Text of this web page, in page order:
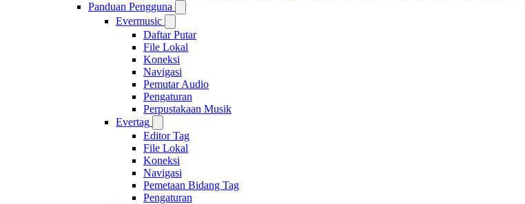
Panduan Pengguna
Evermusic
Daftar Putar
File Lokal
Koneksi
Navigasi
Pemutar Audio
Pengaturan
Perpustakaan Musik
Evertag
Editor Tag
File Lokal
Koneksi
Navigasi
Pemetaan Bidang Tag
Pengaturan